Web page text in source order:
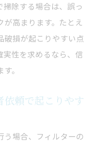
除する場合は、誤っ
高まります。たとえ
破損が起こりやすい点
実性を求めるなら、信
。
依頼で起こりやす
う場合、フィルターの